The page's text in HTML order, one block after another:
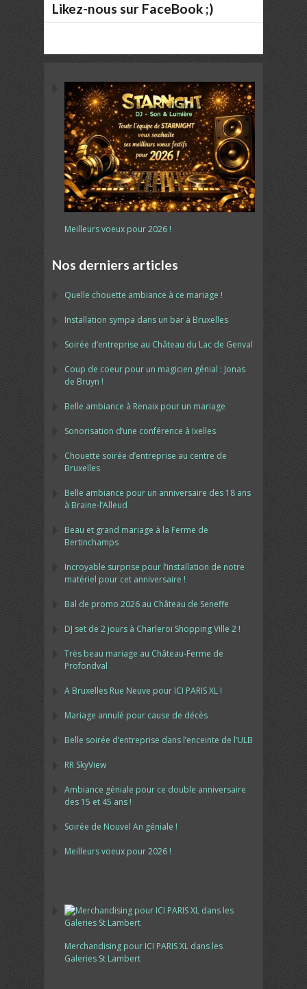
Likez-nous sur FaceBook ;)
Meilleurs voeux pour 2026 !
Nos derniers articles
Quelle chouette ambiance à ce mariage !
Installation sympa dans un bar à Bruxelles
Soirée d’entreprise au Château du Lac de Genval
Coup de coeur pour un magicien génial : Jonas
de Bruyn !
Belle ambiance à Renaix pour un mariage
Sonorisation d’une conférence à Ixelles
Chouette soirée d’entreprise au centre de
Bruxelles
Belle ambiance pour un anniversaire des 18 ans
à Braine-l’Alleud
Beau et grand mariage à la Ferme de
Bertinchamps
Incroyable surprise pour l’installation de notre
matériel pour cet anniversaire !
Bal de promo 2026 au Château de Seneffe
DJ set de 2 jours à Charleroi Shopping Ville 2 !
Très beau mariage au Château-Ferme de
Profondval
A Bruxelles Rue Neuve pour ICI PARIS XL !
Mariage annulé pour cause de décès
Belle soirée d’entreprise dans l’enceinte de l’ULB
RR SkyView
Ambiance géniale pour ce double anniversaire
des 15 et 45 ans !
Soirée de Nouvel An géniale !
Meilleurs voeux pour 2026 !
Merchandising pour ICI PARIS XL dans les
Galeries St Lambert